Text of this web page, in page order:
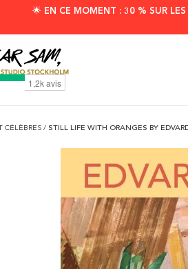
🌟 EN CE MOMENT : 30 % SUR
CÉLÈBRES / STILL LIFE WITH ORANGES BY